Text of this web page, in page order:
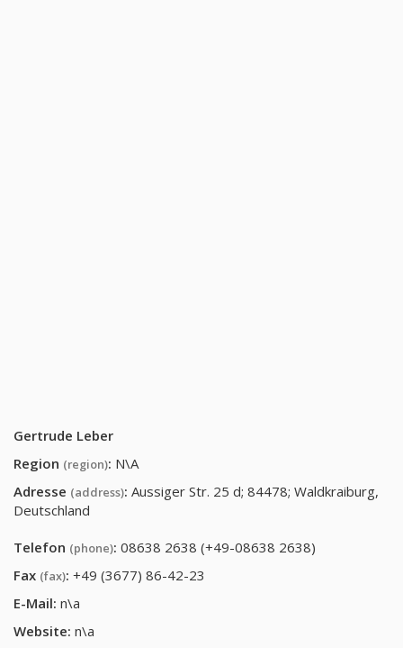
Gertrude Leber
Region (region): N\A
Adresse (address): Aussiger Str. 25 d; 84478; Waldkraiburg,
Deutschland
Telefon (phone): 08638 2638 (+49-08638 2638)
Fax (fax): +49 (3677) 86-42-23
E-Mail: n\a
Website: n\a